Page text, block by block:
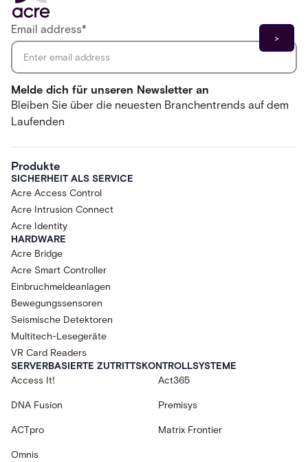
Melde dich für unseren Newsletter an
Bleiben Sie über die neuesten Branchentrends auf dem
Laufenden
Email address*
Produkte
SICHERHEIT ALS SERVICE
Acre Access Control
Acre Intrusion Connect
Acre Identity
HARDWARE
Acre Bridge
Acre Smart Controller
Einbruchmeldeanlagen
Bewegungssensoren
Seismische Detektoren
Multitech-Lesegeräte
VR Card Readers
SERVERBASIERTE ZUTRITTSKONTROLLSYSTEME
Access It!
Act365
DNA Fusion Premisys
ACTpro Matrix Frontier
Omnis